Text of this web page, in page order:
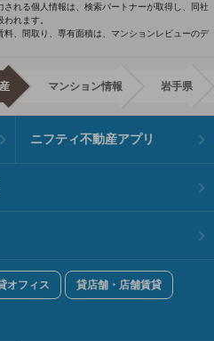
れる個人情報は、検索パートナーが取得し、同社
れます。
、間取り、専有面積は、マンションレビューのデ
マンション情報 岩手県
ニフティ不動産アプリ
オフィス 貸店舗・店舗賃貸